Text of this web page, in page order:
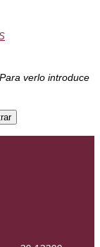
verlo introduce